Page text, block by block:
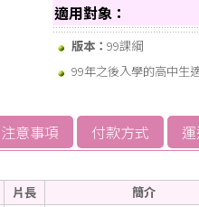
適用對象：
版本： 99課綱
99年之後入學的高中生
注意事項 付款方式
片長 簡介